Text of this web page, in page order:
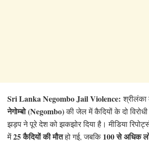
Sri Lanka Negombo Jail Violence:श्रीलंका
नेगोम्बो (Negombo)की जेल में कैदियों के दो
झड़प ने पूरे देश को झकझोर दिया है। मीडिया
में25 कैदियों की मौतहो गई, जबकि100 से अधिक